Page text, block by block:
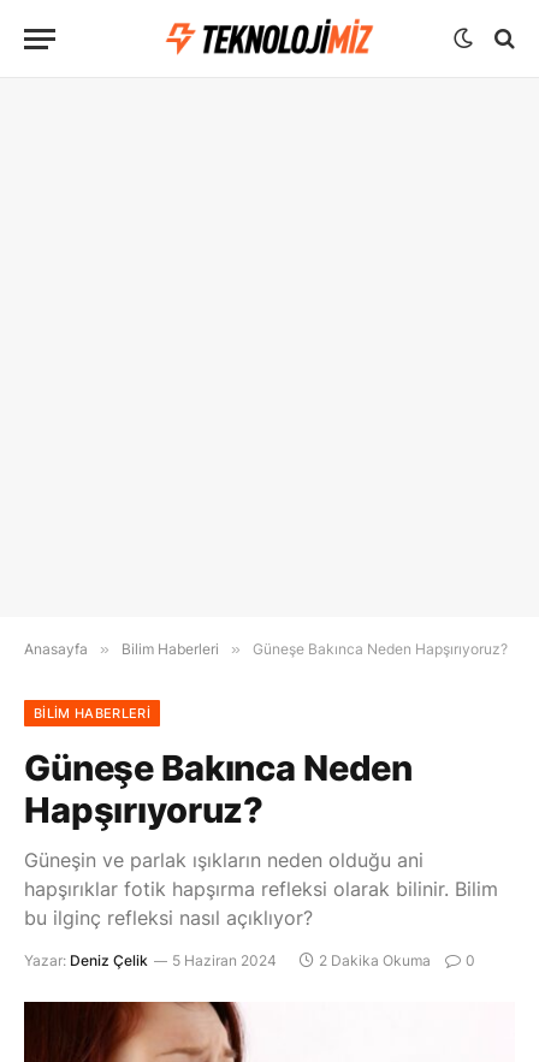
Anasayfa » Bilim Haberleri » Güneşe Bakınca Neden Hapşırıyoruz?
BILIM HABERLERI
Güneşe Bakınca Neden
Hapşırıyoruz?
Güneşin ve parlak ışıkların neden olduğu ani
hapşırıklar fotik hapşırma refleksi olarak bilinir. Bilim
bu ilginç refleksi nasıl açıklıyor?
Yazar: Deniz Çelik 5 Haziran 2024 2 Dakika Okuma 0